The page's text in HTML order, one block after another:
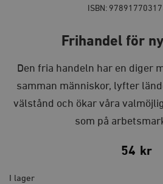
ISBN:
Frihandel för
Den fria handeln har en diger
samman människor, lyfter
välstånd och ökar våra
som på
54 kr
I lager